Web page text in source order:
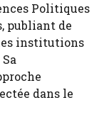
Politiques
publiant de
institutions
dans le